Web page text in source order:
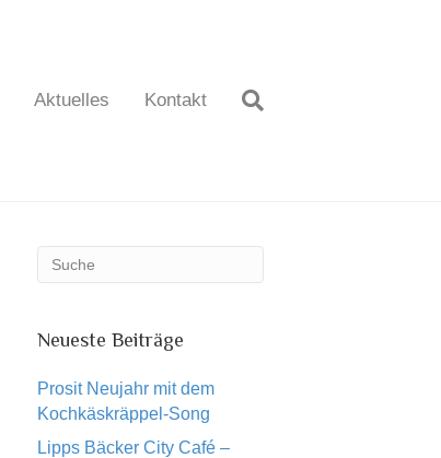
Aktuelles Kontakt
Neueste Beiträge
Prosit Neujahr mit dem
Kochkäskräppel-Song
Lipps Bäcker City Café –